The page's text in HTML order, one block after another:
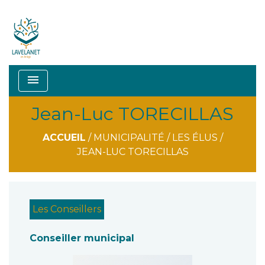
menu
Jean-Luc TORECILLAS
ACCUEIL / MUNICIPALITÉ / LES ÉLUS /
JEAN-LUC TORECILLAS
Les Conseillers
Conseiller municipal